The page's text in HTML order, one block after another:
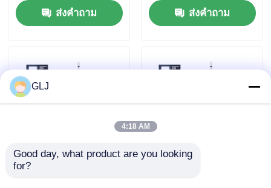
การควบคุมคุณภาพ
ติดต่อเรา
ข่าว
ส่งคำถาม
ส่งคำถาม
เครื่องแกะ CNC เครื่อง
GLJ
4:18 AM
Good day, what product are you looking
for?